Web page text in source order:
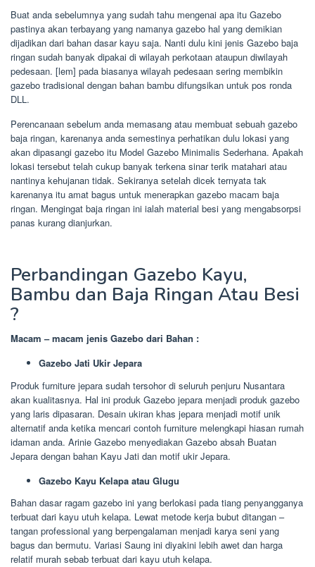
Buat anda sebelumnya yang sudah tahu mengenai apa itu Gazebo
pastinya akan terbayang yang namanya gazebo hal yang demikian
dijadikan dari bahan dasar kayu saja. Nanti dulu kini jenis Gazebo baja
ringan sudah banyak dipakai di wilayah perkotaan ataupun diwilayah
pedesaan. [lem] pada biasanya wilayah pedesaan sering membikin
gazebo tradisional dengan bahan bambu difungsikan untuk pos ronda
DLL.
Perencanaan sebelum anda memasang atau membuat sebuah gazebo
baja ringan, karenanya anda semestinya perhatikan dulu lokasi yang
akan dipasangi gazebo itu Model Gazebo Minimalis Sederhana. Apakah
lokasi tersebut telah cukup banyak terkena sinar terik matahari atau
nantinya kehujanan tidak. Sekiranya setelah dicek ternyata tak
karenanya itu amat bagus untuk menerapkan gazebo macam baja
ringan. Mengingat baja ringan ini ialah material besi yang mengabsorpsi
panas kurang dianjurkan.
Perbandingan Gazebo Kayu,
Bambu dan Baja Ringan Atau Besi
?
Macam – macam jenis Gazebo dari Bahan :
Gazebo Jati Ukir Jepara
Produk furniture jepara sudah tersohor di seluruh penjuru Nusantara
akan kualitasnya. Hal ini produk Gazebo jepara menjadi produk gazebo
yang laris dipasaran. Desain ukiran khas jepara menjadi motif unik
alternatif anda ketika mencari contoh furniture melengkapi hiasan rumah
idaman anda. Arinie Gazebo menyediakan Gazebo absah Buatan
Jepara dengan bahan Kayu Jati dan motif ukir Jepara.
Gazebo Kayu Kelapa atau Glugu
Bahan dasar ragam gazebo ini yang berlokasi pada tiang penyangganya
terbuat dari kayu utuh kelapa. Lewat metode kerja bubut ditangan –
tangan professional yang berpengalaman menjadi karya seni yang
bagus dan bermutu. Variasi Saung ini diyakini lebih awet dan harga
relatif murah sebab terbuat dari kayu utuh kelapa.